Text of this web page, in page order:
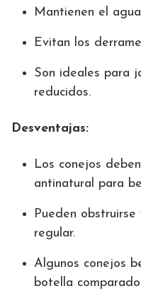
Mantienen el
Evitan los
Son ideales para
reducidos.
Desventajas:
Los conejos
antinatural para
Pueden
regular.
Algunos conejos
botella